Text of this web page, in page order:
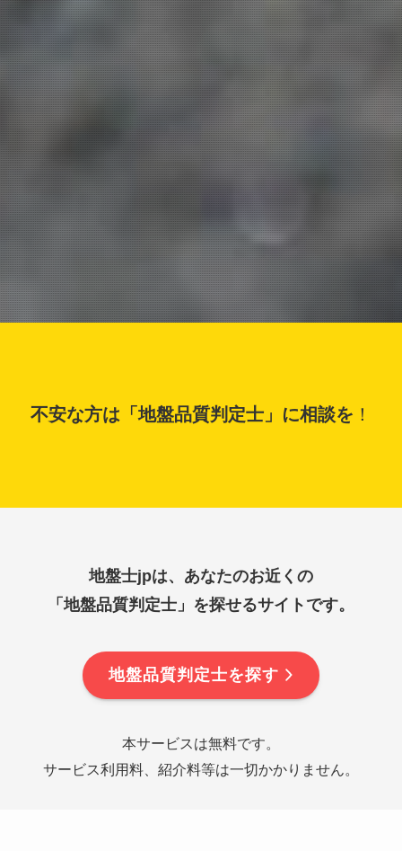
不安な方は「地盤品質判定士」に相談を ！
地盤士jpは、あなたのお近くの
「地盤品質判定士」を探せるサイトです。
地盤品質判定士を探す
本サービスは無料です。
サービス利用料、紹介料等は一切かかりません。